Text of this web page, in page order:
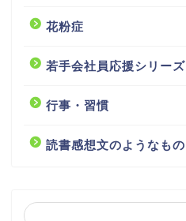
花粉症
若手会社員応援シリーズ
行事・習慣
読書感想文のようなもの